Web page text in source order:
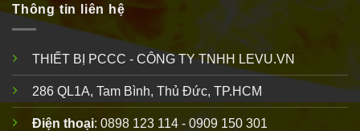
Thông tin liên hệ
THIẾT BỊ PCCC - CÔNG TY TNHH LEVU.VN
286 QL1A, Tam Bình, Thủ Đức, TP.HCM
Điện thoại: 0898 123 114 - 0909 150 301